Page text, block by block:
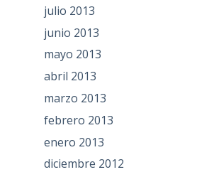
julio 2013
junio 2013
mayo 2013
abril 2013
marzo 2013
febrero 2013
enero 2013
diciembre 2012